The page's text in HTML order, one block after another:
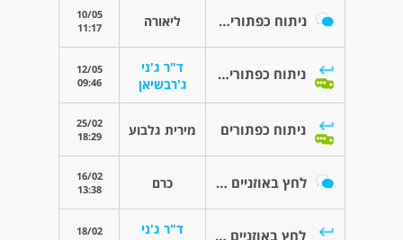
ניתוח כפתורים וכניסת מים לאוזן ליאורה
10/05
11:17
ניתוח כפתורים וכניסת מים לאוזן
ד"ר ג'ני
ג'רבשיאן
12/05
09:46
ניתוח כפתורים מירית גלבוע
25/02
18:29
לחץ באוזניים בטיסה אצל ילדים כרם
16/02
13:38
לחץ באוזניים בטיסה אצל ילדים
ד"ר ג'ני
18/02